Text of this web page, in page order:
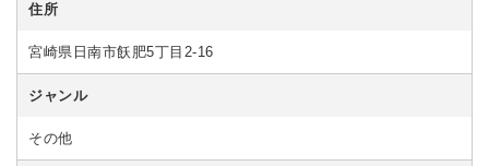
住所
宮崎県日南市飫肥5丁目2-16
ジャンル
その他